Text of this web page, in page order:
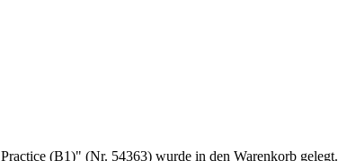
(B1)" (Nr. 54363) wurde in den Warenkorb gelegt.